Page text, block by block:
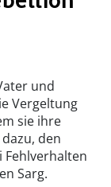
und
Vergeltung
sie ihre
den
Fehlverhalten
Sarg.